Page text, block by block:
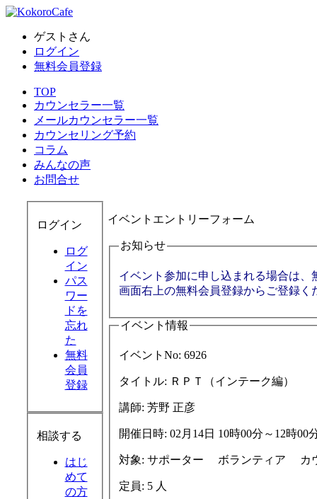
ゲストさん
ログイン
無料会員登録
TOP
カウンセラー一覧
メールカウンセラー一覧
カウンセリング予約
コラム
みんなの声
お問合せ
ログイン
ログ
イン
パス
ワー
ドを
忘れ
た
無料
会員
登録
相談する
はじ
めて
の方
イベントエントリーフォーム
お知らせ
イベント参加に申し込まれる場合は、
画面右上の無料会員登録からご登録く
イベント情報
イベントNo: 6926
タイトル: ＲＰＴ（インテーク編）
講師: 芳野 正彦
開催日時: 02月14日 10時00分～12時00
対象: サポー
定員: 5 人